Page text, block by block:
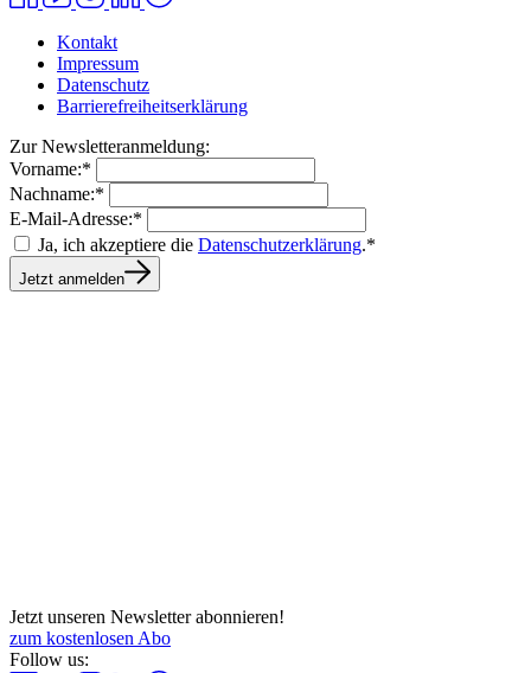
Kontakt
Impressum
Datenschutz
Barrierefreiheitserklärung
Zur Newsletteranmeldung:
Vorname:*
Nachname:*
E-Mail-Adresse:*
Ja, ich akzeptiere die Datenschutzerklärung.*
Jetzt anmelden
Jetzt unseren Newsletter abonnieren!
zum kostenlosen Abo
Follow us: